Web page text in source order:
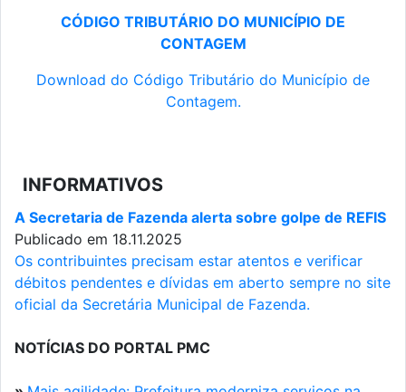
CÓDIGO TRIBUTÁRIO DO MUNICÍPIO DE
CONTAGEM
Download do Código Tributário do Município de
Contagem.
INFORMATIVOS
A Secretaria de Fazenda alerta sobre golpe de REFIS
Publicado em 18.11.2025
Os contribuintes precisam estar atentos e verificar
débitos pendentes e dívidas em aberto sempre no site
oficial da Secretária Municipal de Fazenda.
NOTÍCIAS DO PORTAL PMC